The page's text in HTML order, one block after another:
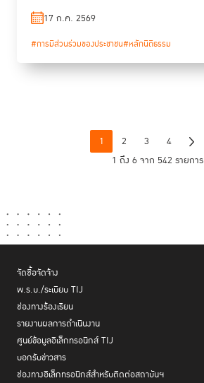
17 ก.ค. 2569
#การมีส่วนร่วมของประชาชน#หลักนิติธรรม
1 2 3
4
1 ถึง 6 จาก 542 รายการ
จัดซื้อจัดจ้าง
พ.ร.บ./ระเบียบ TIJ
ช่องทางร้องเรียน
รายงานผลการดำเนินงาน
ศูนย์ข้อมูลอิเล็กทรอนิกส์ TIJ
บอกรับข่าวสาร
ช่องทางอิเล็กทรอนิกส์สำหรับติดต่อสถาบันฯ